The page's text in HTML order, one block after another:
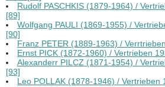
Rudolf PASCHKIS (1879-1964) /
[89]
Wolfgang PAULI (1869-1955) /
[90]
Franz PETER (1889-1963) /
Ernst PICK (1872-1960) / Vertrieben
Alexanderr PILCZ (1871-1954) /
[93]
Leo POLLAK (1878-1946) / Vertrieben